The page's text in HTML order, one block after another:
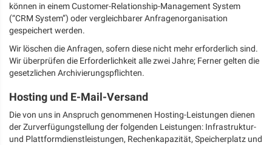
können in einem Customer-Relationship-Management System
(“CRM System”) oder vergleichbarer Anfragenorganisation
gespeichert werden.
Wir löschen die Anfragen, sofern diese nicht mehr erforderlich sind.
Wir überprüfen die Erforderlichkeit alle zwei Jahre; Ferner gelten die
gesetzlichen Archivierungspflichten.
Hosting und E-Mail-Versand
Die von uns in Anspruch genommenen Hosting-Leistungen dienen
der Zurverfügungstellung der folgenden Leistungen: Infrastruktur-
und Plattformdienstleistungen, Rechenkapazität, Speicherplatz und